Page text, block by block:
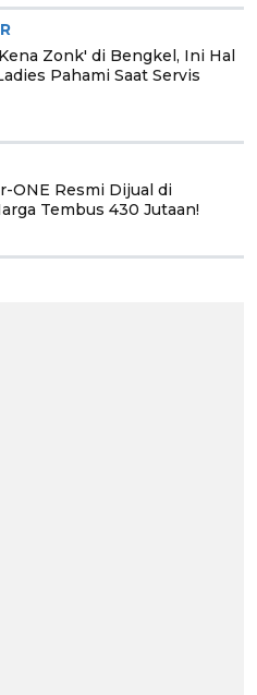
Zonk' di Bengkel, Ini Hal
Pahami Saat Servis
ONE Resmi Dijual di
Tembus 430 Jutaan!